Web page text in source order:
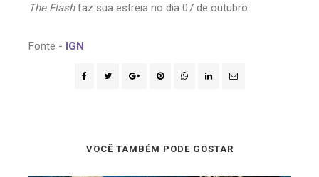
The Flashfaz sua estreia no dia 07 de outubro.
Fonte - IGN
VOCÊ TAMBÉM PODE GOSTAR